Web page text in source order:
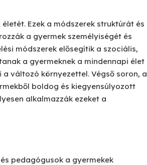
Ezek a módszerek struktúrát és
a gyermek személyiségét és
módszerek elősegítik a szociális,
a gyermeknek a mindennapi élet
változó környezettel. Végső soron, a
boldog és kiegyensúlyozott
alkalmazzák ezeket a
pedagógusok a gyermekek